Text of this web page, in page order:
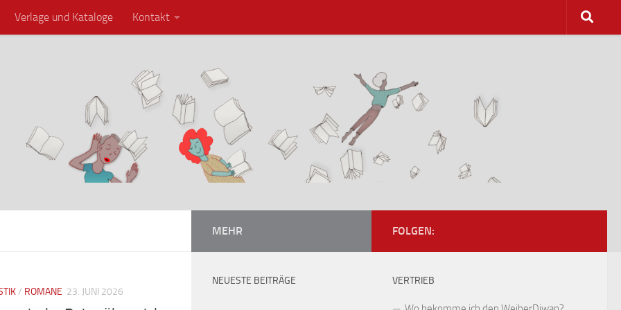
Verlage und Kataloge Kontakt
/ ROMANE 23. JUNI 2026
FOLGEN:
VERTRIEB
MEHR
NEUESTE BEITRÄGE